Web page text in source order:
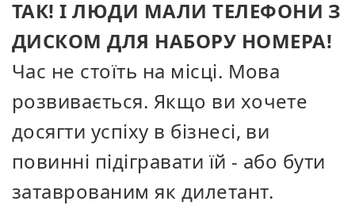
ТАК! І ЛЮДИ МАЛИ ТЕЛЕФОНИ З
ДИСКОМ ДЛЯ НАБОРУ НОМЕРА!
Час не стоїть на місці. Мова
розвивається. Якщо ви хочете
досягти успіху в бізнесі, ви
повинні підігравати їй - або бути
затаврованим як дилетант.